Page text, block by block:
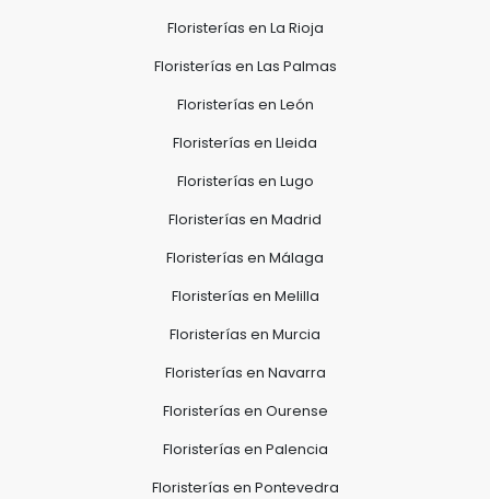
Floristerías en La Rioja
Floristerías en Las Palmas
Floristerías en León
Floristerías en Lleida
Floristerías en Lugo
Floristerías en Madrid
Floristerías en Málaga
Floristerías en Melilla
Floristerías en Murcia
Floristerías en Navarra
Floristerías en Ourense
Floristerías en Palencia
Floristerías en Pontevedra